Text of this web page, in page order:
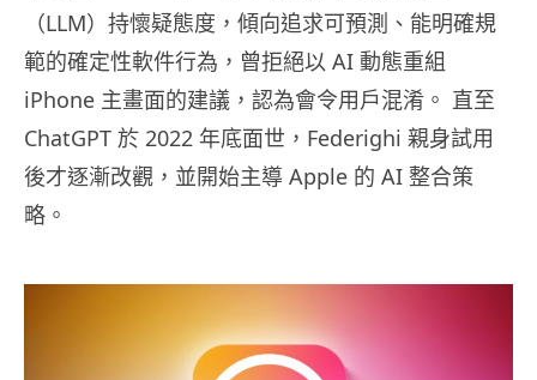
（LLM）持懷疑態度，傾向追求可預測、能明確規
範的確定性軟件行為，曾拒絕以 AI 動態重組
iPhone 主畫面的建議，認為會令用戶混淆。 直至
ChatGPT 於 2022 年底面世，Federighi 親身試用
後才逐漸改觀，並開始主導 Apple 的 AI 整合策
略。